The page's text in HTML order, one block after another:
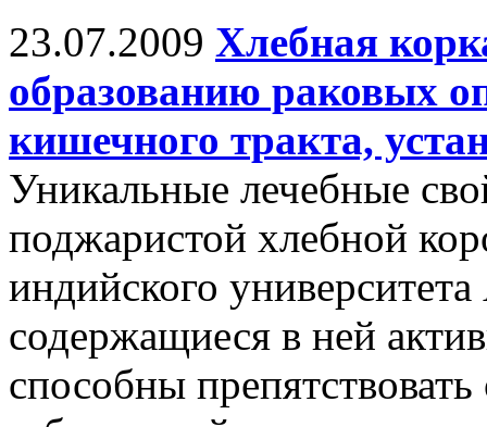
23.07.2009 Хлебная
образованию раковых
кишечного тракта,
Уникальные лечебные
поджаристой хлебной
индийского
содержащиеся в ней
способны